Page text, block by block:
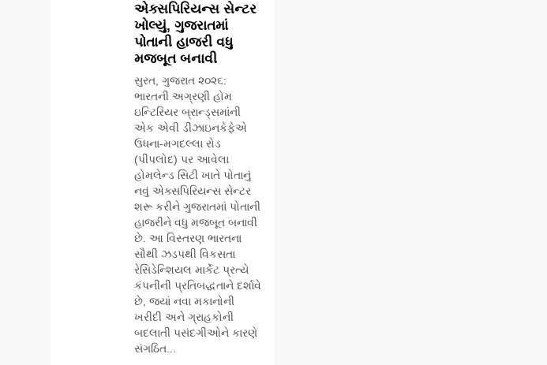
એક્સપિરિયન્સ સેન્ટર
ખોલ્યું, ગુજરાતમાં
પોતાની હાજરી વધુ
મજબૂત બનાવી
સુરત, ગુજરાત ૨૦૨૬:
ભારતની અગ્રણી હોમ
ઇન્ટિરિયર બ્રાન્ડ્સમાંની
એક એવી ડીઝાઇનકેફેએ
ઉધના-મગદલ્લા રોડ
(પીપલોદ) પર આવેલા
હોમલેન્ડ સિટી ખાતે પોતાનું
નવું એક્સપિરિયન્સ સેન્ટર
શરૂ કરીને ગુજરાતમાં પોતાની
હાજરીને વધુ મજબૂત બનાવી
છે. આ વિસ્તરણ ભારતના
સૌથી ઝડપથી વિકસતા
રેસિડેન્શિયલ માર્કેટ પ્રત્યે
કંપનીની પ્રતિબદ્ધતાને દર્શાવે
છે, જ્યાં નવા મકાનોની
ખરીદી અને ગ્રાહકોની
બદલાતી પસંદગીઓને કારણે
સંગઠિત...
ડો. મિતાલી નાગ
(આર્ક ઇવેન્ટ્સ) દ્વારા
કિશોર કુમારની
જન્મજયંતિ નિમિત્તે
સંગીતમય
શ્રદ્ધાંજલિ
AHMEDABAD
177 દેશો અને 52
લાખ દર્શકો:
ગુજરાતી OTT
પ્લેટફોર્મ ‘જોજો’
(JOJO) નો
વિશ્વભરમાં દબદબો
BUSINESS
અમદાવાદમાં
યોજાયેલા ‘ઓકલ્ટ
કોન્ક્લેવ 2026’માં
ઈન્ટરનેશનલ ટેરોટ
રીડર પુનિતજી લુલ્લા
એ ટેરોટ કાર્ડ રીડિંગ
અંગે માહિતી આપી
AHMEDABAD
ગ્લોબલ એક્સેલન્સ
ફોરમ દ્વારા નેશનલ
લીડરશિપ કોન્કલેવ
તથા ભારત સમ્માન
BUSINESS